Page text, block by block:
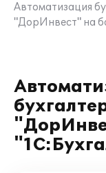
Автоматизация
"ДорИнвест" на